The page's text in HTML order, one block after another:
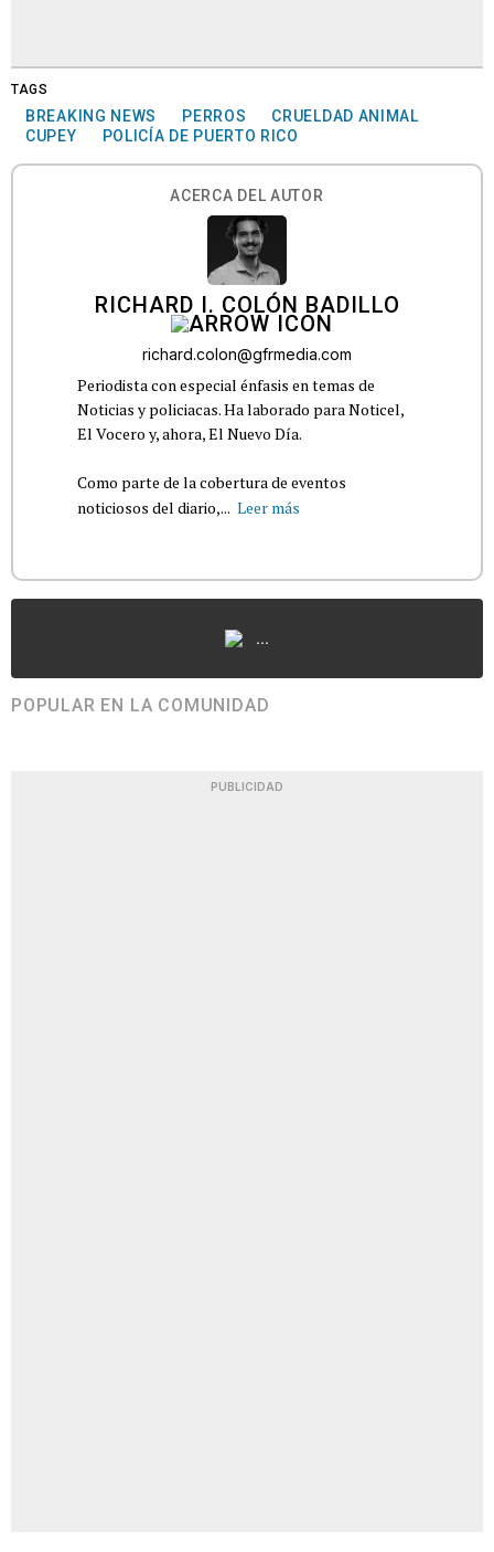
TAGS
BREAKING NEWS PERROS
CRUELDAD ANIMAL
CUPEY
POLICÍA DE PUERTO RICO
ACERCA DEL AUTOR
RICHARD I. COLÓN BADILLO
richard.colon@gfrmedia.com
Periodista con especial énfasis en temas de
Noticias y policiacas. Ha laborado para Noticel,
El Vocero y, ahora, El Nuevo Día.
Como parte de la cobertura de eventos
noticiosos del diario,... Leer más
...
POPULAR EN LA COMUNIDAD
PUBLICIDAD